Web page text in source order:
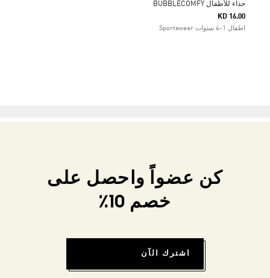
حذاء للأطفال BUBBLECOMFY
KD 16.00
اطفال 1-4 سنوات Sportswear
كن عضواً واحصل على
خصم 10٪
اشترك الآن